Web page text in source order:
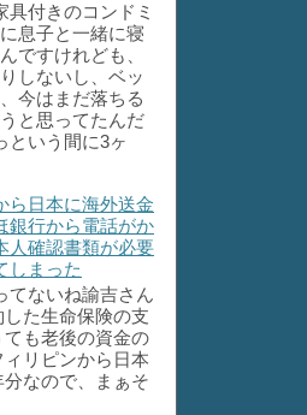
具付きのコンドミ
息子と一緒に寝
ですけれども、
しないし、ベッ
今はまだ落ちる
と思ってたんだ
いう間に3ヶ
ら日本に海外送金
銀行から電話がか
人確認書類が必要
しまった
てないね諭吉さん
た生命保険の支
も老後の資金の
リピンから日本
なので、まぁそ